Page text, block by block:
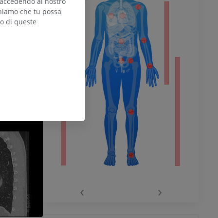
ginocchio
‹ ›
che tu possa
di queste